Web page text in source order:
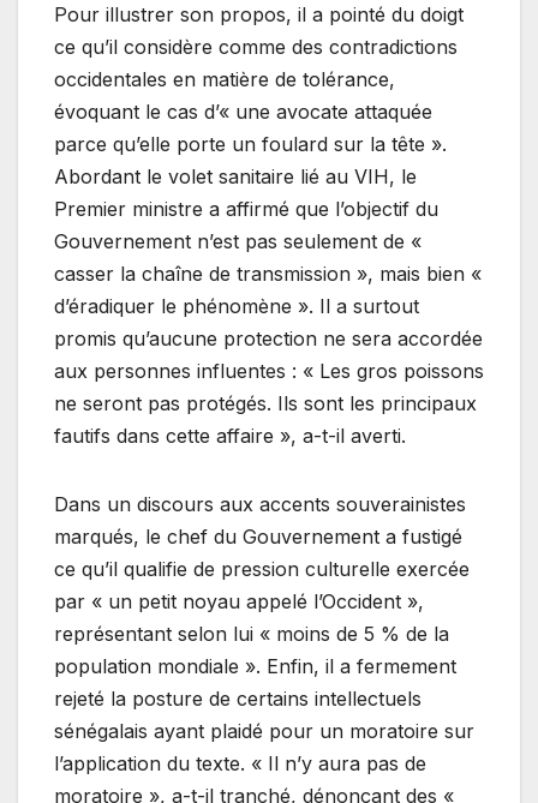
Pour illustrer son propos, il a pointé du doigt
ce qu’il considère comme des contradictions
occidentales en matière de tolérance,
évoquant le cas d’« une avocate attaquée
parce qu’elle porte un foulard sur la tête ».
Abordant le volet sanitaire lié au VIH, le
Premier ministre a affirmé que l’objectif du
Gouvernement n’est pas seulement de «
casser la chaîne de transmission », mais bien «
d’éradiquer le phénomène ». Il a surtout
promis qu’aucune protection ne sera accordée
aux personnes influentes : « Les gros poissons
ne seront pas protégés. Ils sont les principaux
fautifs dans cette affaire », a-t-il averti.
Dans un discours aux accents souverainistes
marqués, le chef du Gouvernement a fustigé
ce qu’il qualifie de pression culturelle exercée
par « un petit noyau appelé l’Occident »,
représentant selon lui « moins de 5 % de la
population mondiale ». Enfin, il a fermement
rejeté la posture de certains intellectuels
sénégalais ayant plaidé pour un moratoire sur
l’application du texte. « Il n’y aura pas de
moratoire », a-t-il tranché, dénonçant des «